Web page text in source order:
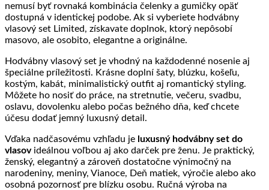
nemusí byť rovnaká kombinácia čelenky a gumičky opäť
dostupná v identickej podobe. Ak si vyberiete hodvábny
vlasový set Limited, získavate doplnok, ktorý nepôsobí
masovo, ale osobito, elegantne a originálne.
Hodvábny vlasový set je vhodný na každodenné nosenie aj
špeciálne príležitosti. Krásne doplní šaty, blúzku, košeľu,
kostým, kabát, minimalistický outfit aj romantický styling.
Môžete ho nosiť do práce, na stretnutie, večeru, svadbu,
oslavu, dovolenku alebo počas bežného dňa, keď chcete
účesu dodať jemný luxusný detail.
Vďaka nadčasovému vzhľadu je luxusný hodvábny set do
vlasovideálnou voľbou aj ako darček pre ženu. Je praktický,
ženský, elegantný a zároveň dostatočne výnimočný na
narodeniny, meniny, Vianoce, Deň matiek, výročie alebo ako
osobná pozornosť pre blízku osobu. Ručná výroba na